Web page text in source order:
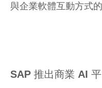
與企業軟體互動方式
SAP 推出商業 AI